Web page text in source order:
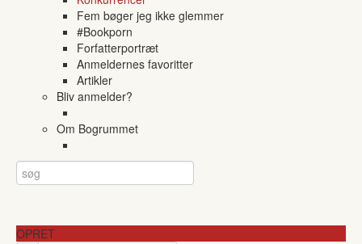
Fem bøger jeg ikke glemmer
#Bookporn
Forfatterportræt
Anmeldernes favoritter
Artikler
Bliv anmelder?
Om Bogrummet
OPRET